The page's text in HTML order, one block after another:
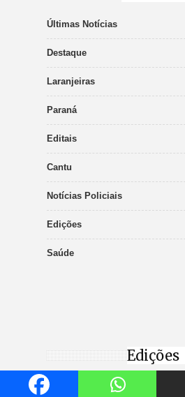
Últimas Notícias
Destaque
Laranjeiras
Paraná
Editais
Cantu
Notícias Policiais
Edições
Saúde
Edições